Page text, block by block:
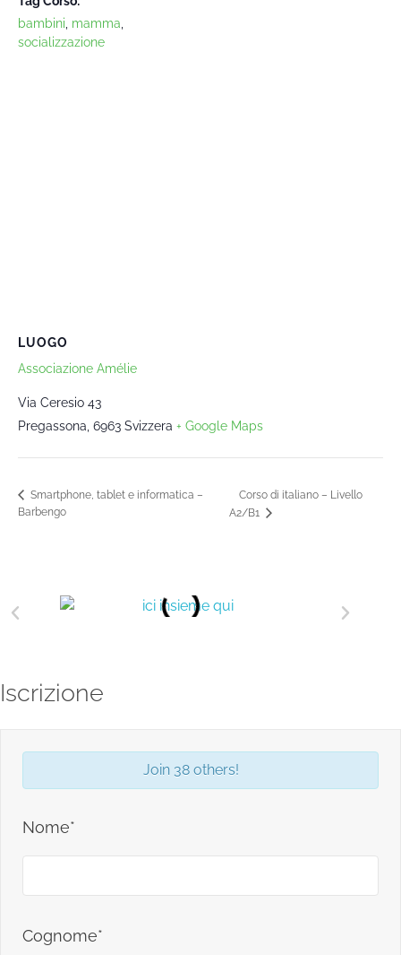
bambini mamma
socializzazione
LUOGO
Associazione Amélie
Via Ceresio 43
Pregassona 6963 Svizzera + Google Maps
Smartphone, tablet e informatica –
Barbengo
Corso di italiano – Livello
A2/B1
Iscrizione
Join 38 others!
Nome*
Cognome*